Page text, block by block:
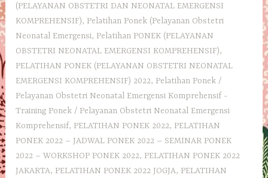
(PELAYANAN OBSTETRI DAN NEONATAL EMERGENSI
KOMPREHENSIF), Pelatihan Ponek (Pelayanan Obstetri
Neonatal Emergensi, Pelatihan PONEK (PELAYANAN
OBSTETRI NEONATAL EMERGENSI KOMPREHENSIF),
PELATIHAN PONEK (PELAYANAN OBSTETRI NEONATAL
EMERGENSI KOMPREHENSIF) 2022, Pelatihan Ponek /
Pelayanan Obstetri Neonatal Emergensi Komprehensif -
Training Ponek / Pelayanan Obstetri Neonatal Emergensi
Komprehensif, PELATIHAN PONEK 2022, PELATIHAN
PONEK 2022 – JADWAL PONEK 2022 – SEMINAR PONEK
2022 – WORKSHOP PONEK 2022, PELATIHAN PONEK 2022
JAKARTA, PELATIHAN PONEK 2022 JOGJA, PELATIHAN